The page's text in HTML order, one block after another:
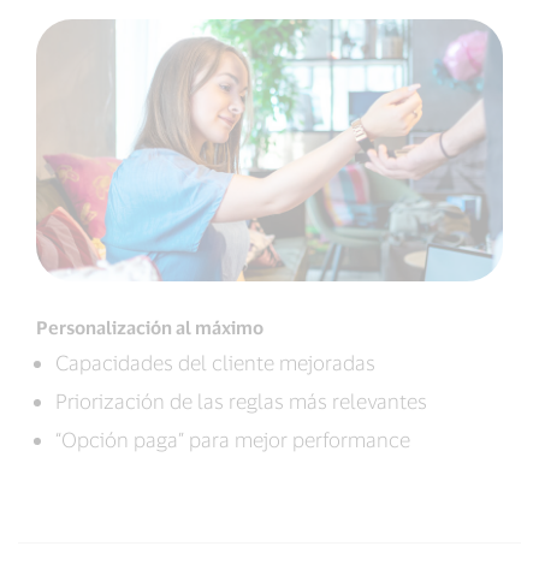
Personalización al máximo
Capacidades del cliente mejoradas
Priorización de las reglas más relevantes
“Opción paga” para mejor performance